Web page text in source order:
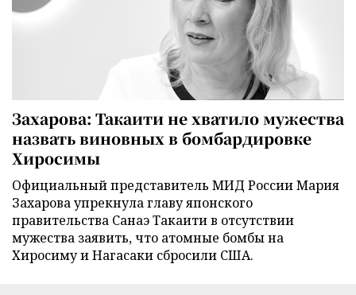
Захарова: Такаити не хватило мужества
назвать виновных в бомбардировке
Хиросимы
Официальный представитель МИД России Мария
Захарова упрекнула главу японского
правительства Санаэ Такаити в отсутствии
мужества заявить, что атомные бомбы на
Хиросиму и Нагасаки сбросили США.